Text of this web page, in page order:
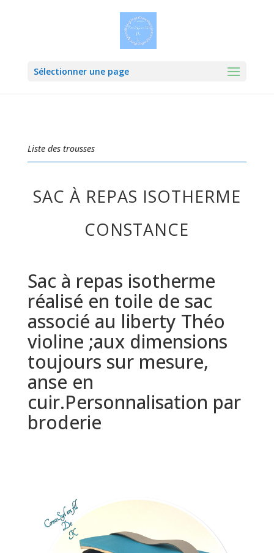
Sélectionner une page
Liste des trousses
SAC À REPAS ISOTHERME
CONSTANCE
Sac à repas isotherme
réalisé en toile de sac
associé au liberty Théo
violine ;aux dimensions
toujours sur mesure,
anse en
cuir.Personnalisation par
broderie